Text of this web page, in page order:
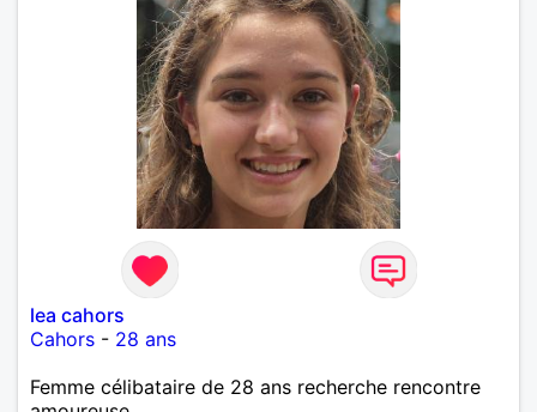
lea cahors
Cahors - 28 ans
Femme célibataire de 28 ans recherche rencontre